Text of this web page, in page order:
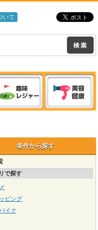
いて
条件から探す
で探す
ピング
イク